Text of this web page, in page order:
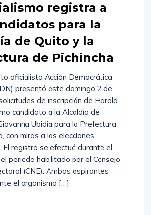
registra a
para la
de Quito y la
de Pichincha
oficialista Acción Democrática
presentó este domingo 2 de
de inscripción de Harold
candidato a la Alcaldía de
Ubidia para la Prefectura
con miras a las elecciones
El registro se efectuó durante el
periodo habilitado por el Consejo
(CNE). Ambos aspirantes
el organismo […]